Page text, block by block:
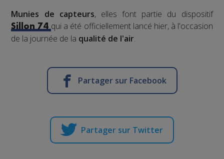
Munies de capteurs, elles font partie du dispositif
Sillon 74 qui a été officiellement lancé hier, à l'occasion
de la journée de la qualité de l'air.
Partager sur Facebook
Partager sur Twitter